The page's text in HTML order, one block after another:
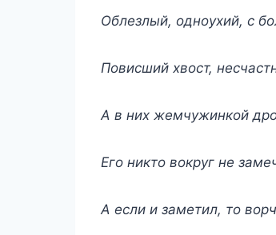
Облезлый, одноухий, с
Повисший хвост,
А в них жемчужинкой
Его никто вокруг не
А если и заметил, то